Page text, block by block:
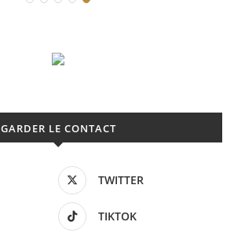
GARDER LE CONTACT
TWITTER
TIKTOK